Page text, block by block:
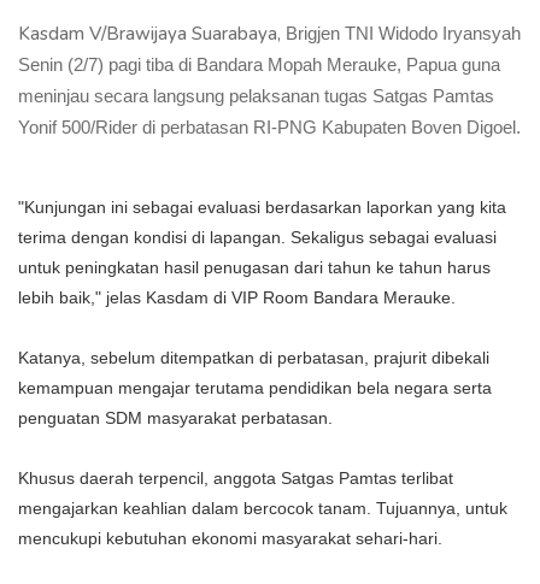
Kasdam V/Brawijaya Suarabaya, Brigjen TNI Widodo Iryansyah
Senin (2/7) pagi tiba di Bandara Mopah Merauke, Papua guna
meninjau secara langsung pelaksanan tugas Satgas Pamtas
Yonif 500/Rider di perbatasan RI-PNG Kabupaten Boven Digoel.
"Kunjungan ini sebagai evaluasi berdasarkan laporkan yang kita
terima dengan kondisi di lapangan. Sekaligus sebagai evaluasi
untuk peningkatan hasil penugasan dari tahun ke tahun harus
lebih baik," jelas Kasdam di VIP Room Bandara Merauke.
Katanya, sebelum ditempatkan di perbatasan, prajurit dibekali
kemampuan mengajar terutama pendidikan bela negara serta
penguatan SDM masyarakat perbatasan.
Khusus daerah terpencil, anggota Satgas Pamtas terlibat
mengajarkan keahlian dalam bercocok tanam. Tujuannya, untuk
mencukupi kebutuhan ekonomi masyarakat sehari-hari.